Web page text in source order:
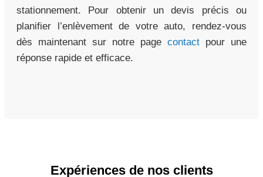
stationnement. Pour obtenir un devis précis ou
planifier l’enlèvement de votre auto, rendez-vous
dès maintenant sur notre page contact pour une
réponse rapide et efficace.
Expériences de nos clients